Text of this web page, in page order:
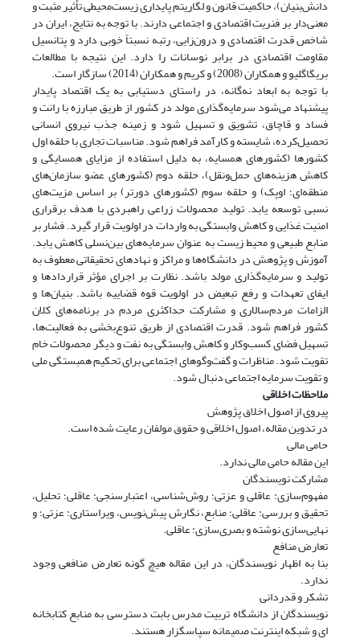
دانش‌بنیان)، حاکمیت قانون و لگاریتم پایداری زیست‌محیطی تأثیر مثبت و
معنی‌دار بر فنریت اقتصادی و اجتماعی دارند. با توجه به نتایج، ایران در
شاخص قدرت اقتصادی و درون‌زایی، رتبه نسبتاً خوبی دارد و پتانسیل
مقاومت اقتصادی در برابر نوسانات را دارد. این نتیجه با مطالعات
بریگاگلیو و همکاران (2008) و کریم و همکاران (2014) سازگار است.
با توجه به ابعاد نه‌گانه، در راستای دستیابی به یک اقتصاد پایدار
پیشنهاد می‌شود سرمایه‌گذاری مولد در کشور از طریق مبارزه با رانت و
فساد و قاچاق، تشویق و تسهیل شود و زمینه جذب نیروی انسانی
تحصیل‌کرده، شایسته و کارآمد فراهم شود. مناسبات تجاری با حلقه اول
کشورها (کشورهای همسایه، به دلیل استفاده از مزایای همسایگی و
کاهش هزینه‌های حمل‌و‌نقل)، حلقه دوم (کشورهای عضو سازمان‌های
منطقه‌ای؛ اوپک) و حلقه سوم (کشورهای دورتر) بر اساس مزیت‌های
نسبی توسعه یابد. تولید محصولات زراعی راهبردی با هدف برقراری
امنیت غذایی و کاهش وابستگی به واردات در اولویت قرار گیرد. فشار بر
منابع طبیعی و محیط زیست به عنوان سرمایه‌های بین‌نسلی کاهش یابد.
آموزش و پژوهش در دانشگاه‌ها و مراکز و نهادهای تحقیقاتی معطوف به
تولید و سرمایه‌گذاری مولد باشد. نظارت بر اجرای مؤثر قراردادها و
ایفای تعهدات و رفع تبعیض در اولویت قوه قضاییه باشد. بنیان‌ها و
الزامات مردم‌سالاری و مشارکت حداکثری مردم در برنامه‌های کلان
کشور فراهم شود. قدرت اقتصادی از طریق تنوع‌بخشی به فعالیت‌ها،
تسهیل فضای کسب‌و‌کار و کاهش وابستگی به نفت و دیگر محصولات خام
تقویت شود. مناظرات و گفت‌وگوهای اجتماعی برای تحکیم همبستگی ملی
و تقویت سرمایه اجتماعی دنبال شود.
ملاحظات اخلاقی
پیروی از اصول اخلاق پژوهش
در تدوین مقاله، اصول اخلاقی و حقوق مولفان رعایت شده است.
حامی مالی
این مقاله حامی مالی ندارد.
مشارکت نویسندگان
مفهوم‌سازی: عاقلی و عزتی؛ روش‌شناسی، اعتبارسنجی: عاقلی؛ تحلیل،
تحقیق و بررسی: عاقلی؛ منابع، نگارش پیش‌نویس، ویراستاری: عزتی؛ و
نهایی‌سازی نوشته و بصری‌سازی: عاقلی.
تعارض منافع
بنا به اظهار نویسندگان، در این مقاله هیچ گونه تعارض منافعی وجود
ندارد.
تشکر و قدردانی
نویسندگان از دانشگاه تربیت مدرس بابت دسترسی به منابع کتابخانه
ای و شبکه اینترنت صمیمانه سپاسگزار هستند.